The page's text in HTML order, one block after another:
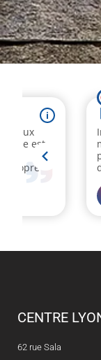
CENTRE
62 rue Sala